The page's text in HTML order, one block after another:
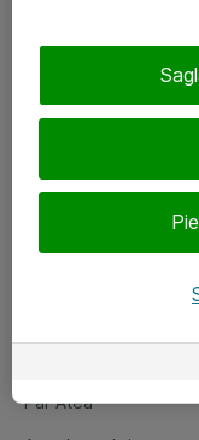
eShop@atea.lv
Sekojiet mums
Par Atea
Par Atea